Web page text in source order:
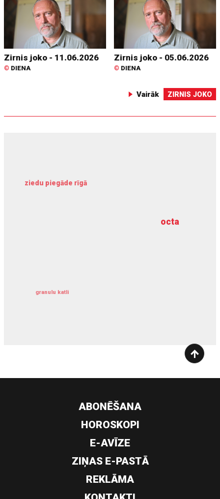
Zirnis joko - 11.06.2026
© DIENA
Zirnis joko - 05.06.2026
© DIENA
Vairāk ZIRNIS JOKO
octa
ziedu piegāde rīgā
granulu katli
dziļurbums
ABONĒŠANA
HOROSKOPI
E-AVĪZE
ZIŅAS E-PASTĀ
REKLĀMA